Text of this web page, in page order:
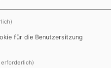
für die Benutzersitzung
erforderlich)